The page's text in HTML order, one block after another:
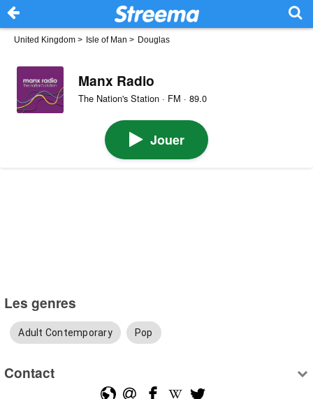
United Kingdom > Isle of Man > Douglas
Manx Radio
The Nation's Station · FM · 89.0
Jouer
Les genres
Adult Contemporary Pop
Contact